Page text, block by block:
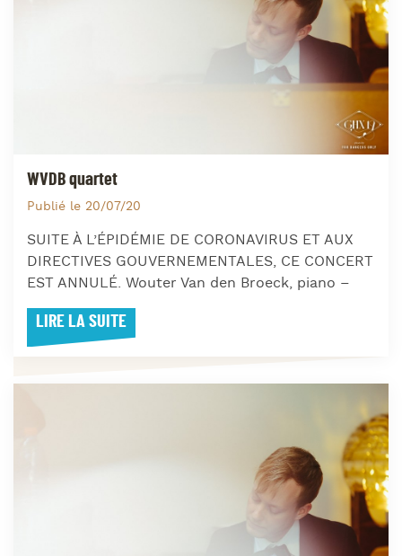
WVDB quartet
Publié le 20/07/20
SUITE À L’ÉPIDÉMIE DE CORONAVIRUS ET AUX
DIRECTIVES GOUVERNEMENTALES, CE CONCERT
EST ANNULÉ. Wouter Van den Broeck, piano –
LIRE LA SUITE